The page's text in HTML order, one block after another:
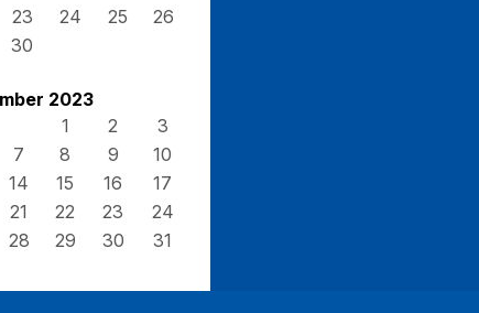
23 24 25
26
30
2023
1
2
3
7 8 9
10
14 15 16
17
21 22 23
24
28 29 30 31